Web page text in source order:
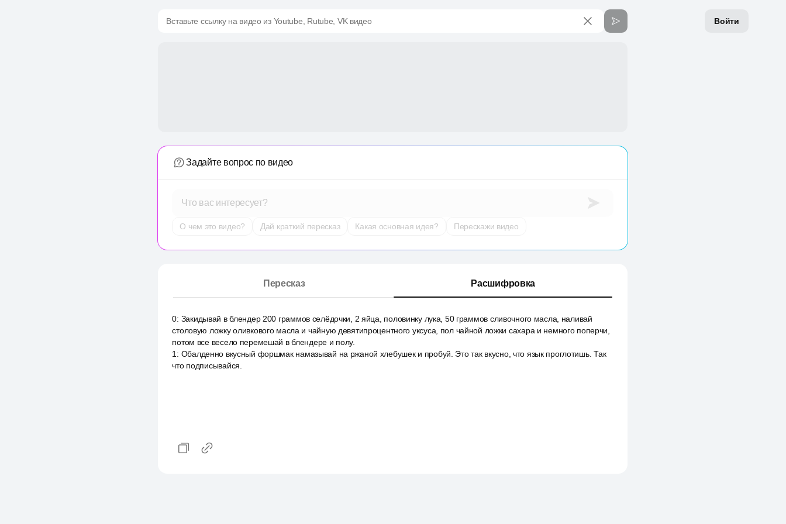
Войти
Вставьте ссылку на видео из Youtube, Rutube, VK видео
Задайте вопрос по видео
Что вас интересует?
О чем это видео? Дай краткий пересказ Какая основная идея? Перескажи видео
Пересказ Расшифровка
0: Закидывай в блендер 200 граммов селёдочки, 2 яйца, половинку лука, 50 граммов сливочного масла, наливай
столовую ложку оливкового масла и чайную девятипроцентного уксуса, пол чайной ложки сахара и немного поперчи,
потом все весело перемешай в блендере и полу.
1 : Обалденно вкусный форшмак намазывай на ржаной хлебушек и пробуй. Это так вкусно, что язык проглотишь. Так
что подписывайся.